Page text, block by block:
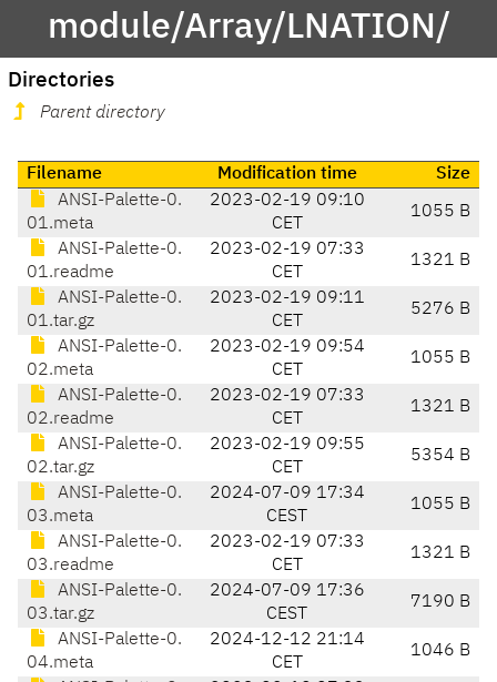
module/Array/LNATION/
Directories
Parent directory
Filename Modification time
Size
ANSI-Palette-0.
01.meta
2023-02-19 09:10
CET
1055 B
ANSI-Palette-0.
01.readme
2023-02-19 07:33
CET
1321 B
ANSI-Palette-0.
01.tar.gz
2023-02-19 09:11
CET
5276 B
ANSI-Palette-0.
02.meta
2023-02-19 09:54
CET
1055 B
ANSI-Palette-0.
02.readme
2023-02-19 07:33
CET
1321 B
ANSI-Palette-0.
02.tar.gz
2023-02-19 09:55
CET
5354 B
ANSI-Palette-0.
03.meta
2024-07-09 17:34
CEST
1055 B
ANSI-Palette-0.
03.readme
2023-02-19 07:33
CET
1321 B
ANSI-Palette-0.
03.tar.gz
2024-07-09 17:36
CEST
7190 B
ANSI-Palette-0.
04.meta
2024-12-12 21:14
CET
1046 B